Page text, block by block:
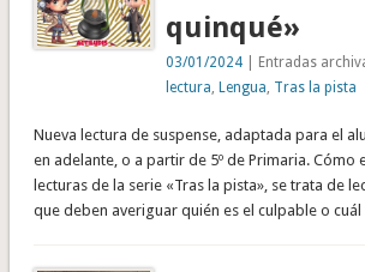
quinqué»
03/01/2024 | Entradas
lectura ,Lengua Tras la pista
Nueva lectura de suspense, adaptada para el
en adelante, o a partir de 5º de Primaria. Cómo
lecturas de la serie «Tras la pista», se trata de
que deben averiguar quién es el culpable o